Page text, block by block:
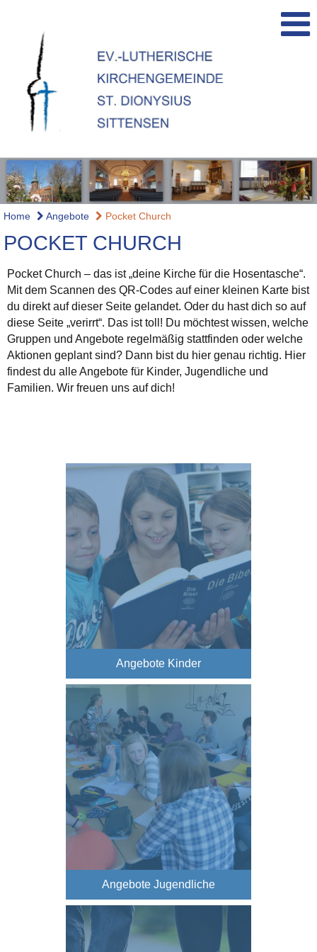
Home Angebote Pocket Church
POCKET CHURCH
Pocket Church – das ist „deine Kirche für die Hosentasche“.
Mit dem Scannen des QR-Codes auf einer kleinen Karte bist
du direkt auf dieser Seite gelandet. Oder du hast dich so auf
diese Seite „verirrt“. Das ist toll! Du möchtest wissen, welche
Gruppen und Angebote regelmäßig stattfinden oder welche
Aktionen geplant sind? Dann bist du hier genau richtig. Hier
findest du alle Angebote für Kinder, Jugendliche und
Familien. Wir freuen uns auf dich!
Angebote Kinder
Angebote Jugendliche